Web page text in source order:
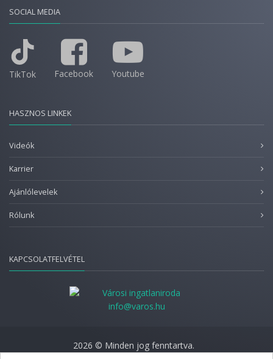
SOCIAL MEDIA
TikTok Facebook Youtube
HASZNOS LINKEK
Videók
Karrier
Ajánlólevelek
Rólunk
KAPCSOLATFELVÉTEL
info@varos.hu
2026 © Minden jog fenntartva.